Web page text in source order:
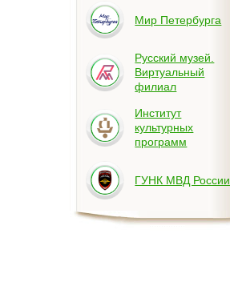
Мир Петербурга
Русский музей.
Виртуальный
филиал
Институт
культурных
программ
ГУНК МВД России